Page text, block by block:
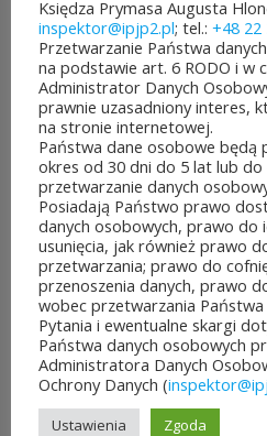
po...
CZYTAJ DALEJ
JUBILEUSZOWE XXV
DUCHOWIEŃSTWA W
KLASYCZNYCH.
10 lipca&7b19p;2026
W dniach 6–10
Collegium
Pelplinie odbyły
Jubileuszowe XXV
Księdza Prymasa Augusta
inspektor@ipjp2.pl; tel.: +48 22
Przetwarzanie Państwa
na podstawie art. 6 RODO i w
Administrator Danych
prawnie uzasadniony interes,
na stronie internetowej.
Państwa dane osobowe będą
okres od 30 dni do 5 lat lub do
przetwarzanie danych
Posiadają Państwo prawo
danych osobowych, prawo do
usunięcia, jak również prawo
przetwarzania; prawo do
przenoszenia danych, prawo
wobec przetwarzania
Pytania i ewentualne skargi
Państwa danych osobowych
Administratora Danych
Ochrony Danych (
Ustawienia Zgoda